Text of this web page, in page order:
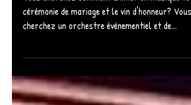
une cérémonie et
Vous cherchez comment animer en musique
cérémonie de mariage et le vin d'honneur? Vous
cherchez un orchestre événementiel et de...